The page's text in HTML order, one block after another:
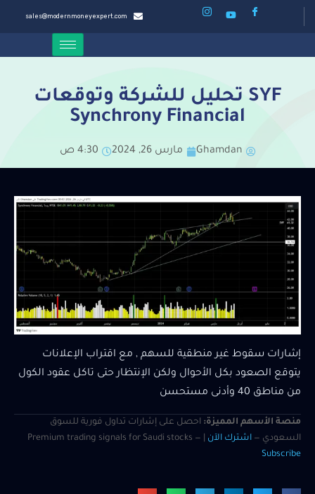
sales@modernmoneyexpert.com
SYF تحليل للشركة وتوقعات
Synchrony Financial
Ghamdan مارس 26, 2024 4:30 ص
إشارات سقوط غير منطقية للسهم , مع اقتراب الإعلانات
يتوقع الصعود بكل الأحوال ولكن الإنتظار حتى تاكل عقود الكول
من مناطق 40 وأدنى مستحسن
منصة الأسهم المميزة: احصل على إشارات تداول فورية للسوق
السعودي — اشترك الآن
Subscribe